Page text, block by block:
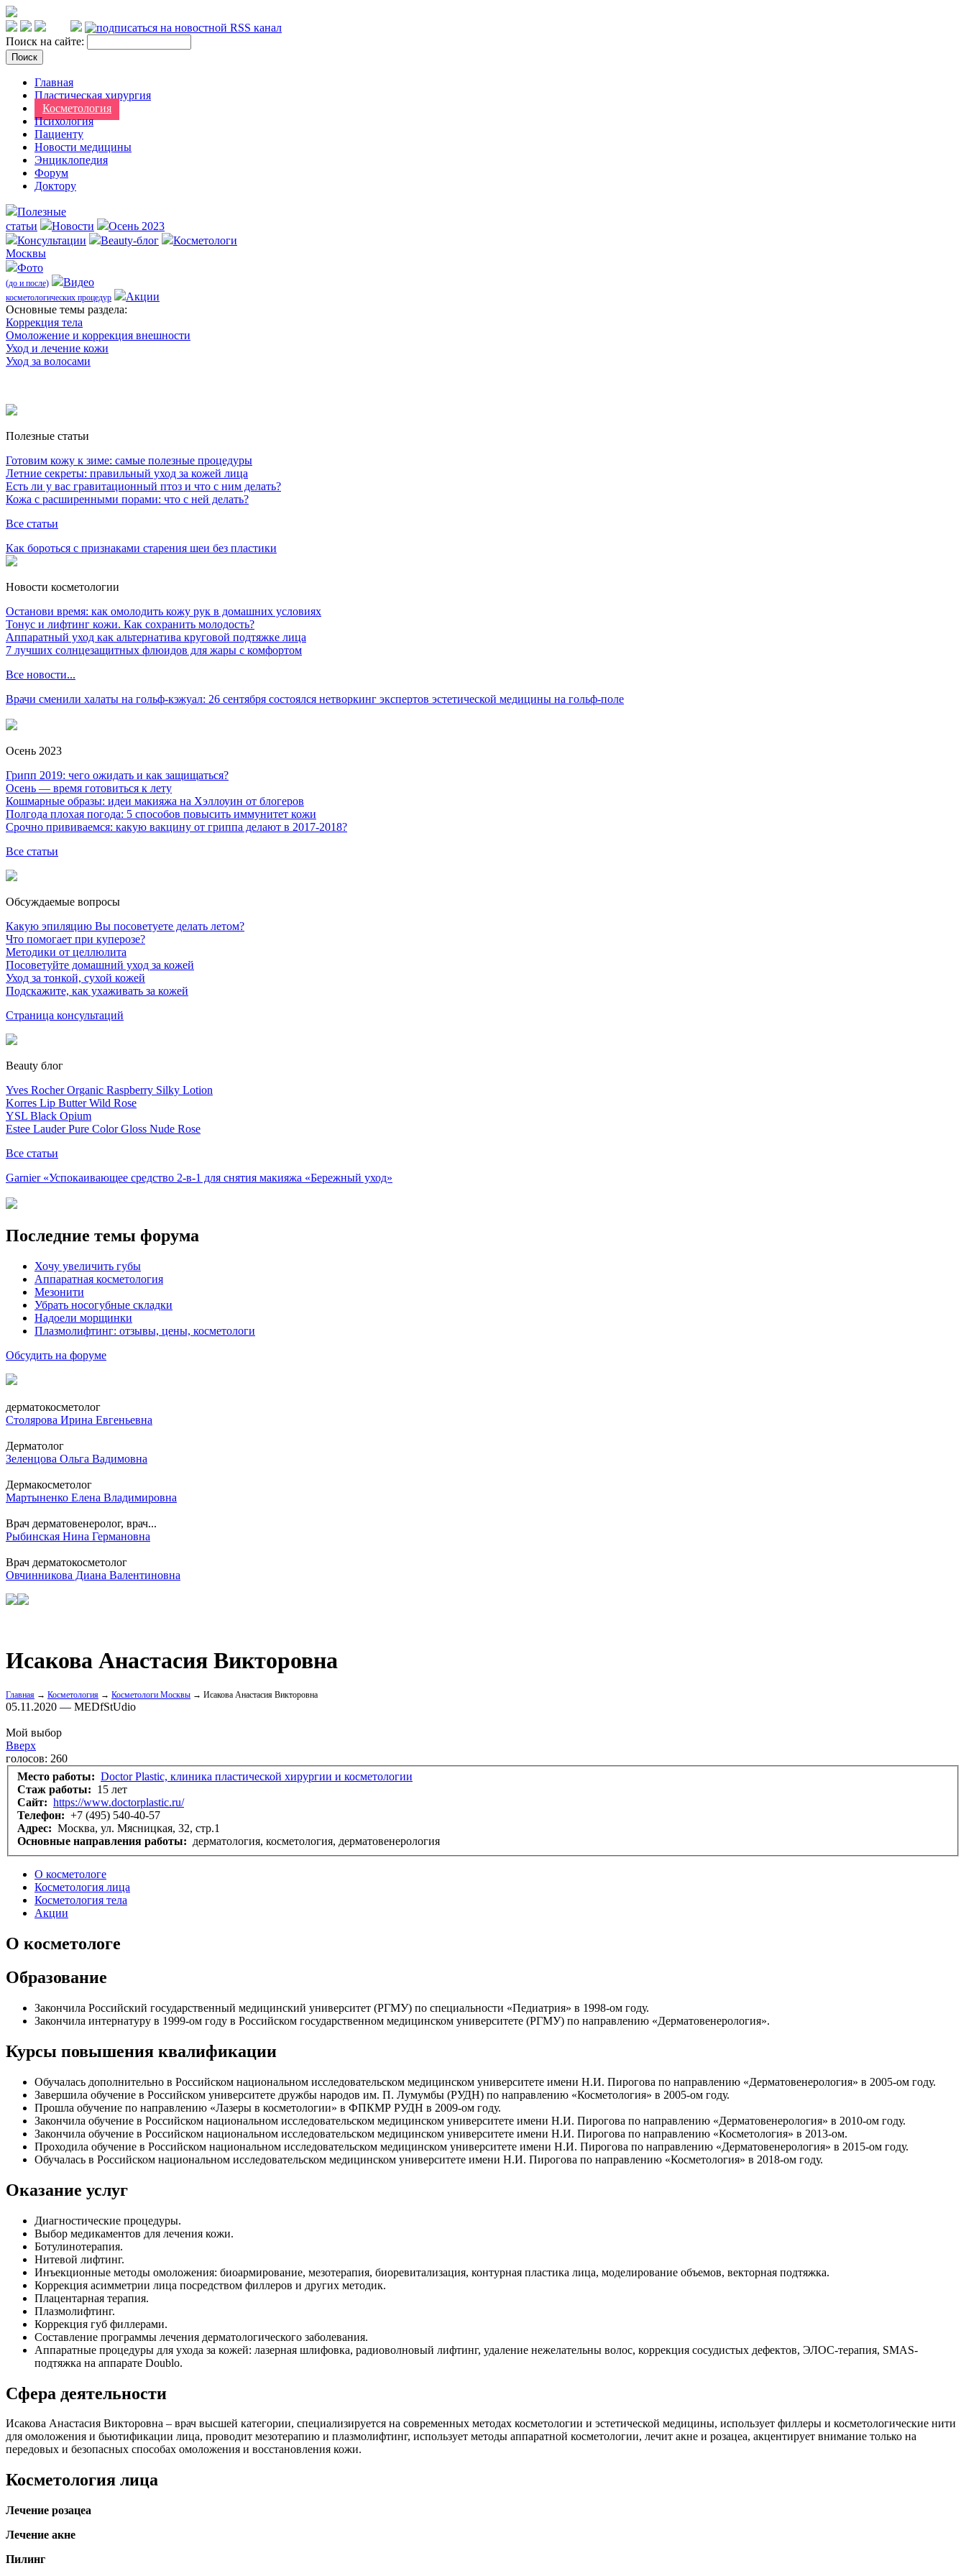
Поиск на сайте:
Главная
Пластическая хирургия
Косметология
Психология
Пациенту
Новости медицины
Энциклопедия
Форум
Доктору
Полезные
статьи
Новости
Осень 2023
Консультации
Beauty-блог
Косметологи
Москвы
Фото
(до и после) Видео
косметологических процедур
Акции
Оcновные темы раздела:
Коррекция тела
Омоложение и коррекция внешности
Уход и лечение кожи
Уход за волосами
Полезные статьи
Готовим кожу к зиме: самые полезные процедуры
Летние секреты: правильный уход за кожей лица
Есть ли у вас гравитационный птоз и что с ним делать?
Кожа с расширенными порами: что с ней делать?
Все статьи
Как бороться с признаками старения шеи без пластики
Новости косметологии
Останови время: как омолодить кожу рук в домашних условиях
Тонус и лифтинг кожи. Как сохранить молодость?
Аппаратный уход как альтернатива круговой подтяжке лица
7 лучших солнцезащитных флюидов для жары с комфортом
Все новости...
Врачи сменили халаты на гольф-кэжуал: 26 сентября состоялся нетворкинг экспертов эстетической медицины на гольф-поле
Осень 2023
Грипп 2019: чего ожидать и как защищаться?
Осень — время готовиться к лету
Кошмарные образы: идеи макияжа на Хэллоуин от блогеров
Полгода плохая погода: 5 способов повысить иммунитет кожи
Срочно прививаемся: какую вакцину от гриппа делают в 2017-2018?
Все статьи
Обсуждаемые вопросы
Какую эпиляцию Вы посоветуете делать летом?
Что помогает при куперозе?
Методики от целлюлита
Посоветуйте домашний уход за кожей
Уход за тонкой, сухой кожей
Подскажите, как ухаживать за кожей
Страница консультаций
Beauty блог
Yves Rocher Organic Raspberry Silky Lotion
Korres Lip Butter Wild Rose
YSL Black Opium
Estee Lauder Pure Color Gloss Nude Rose
Все статьи
Garnier «Успокаивающее средство 2-в-1 для снятия макияжа «Бережный уход»
Последние темы форума
Хочу увеличить губы
Аппаратная косметология
Мезонити
Убрать носогубные складки
Надоели морщинки
Плазмолифтинг: отзывы, цены, косметологи
Обсудить на форуме
дерматокосметолог
Столярова Ирина Евгеньевна
Дерматолог
Зеленцова Ольга Вадимовна
Дермакосметолог
Мартыненко Елена Владимировна
Врач дерматовенеролог, врач...
Рыбинская Нина Германовна
Врач дерматокосметолог
Овчинникова Диана Валентиновна
Исакова Анастасия Викторовна
Главная → Косметология → Косметологи Москвы → Исакова Анастасия Викторовна
05.11.2020 — MEDfStUdio
Мой выбор
Вверх
голосов: 260
Место работы: Doctor Plastic, клиника пластической хирургии и косметологии
Стаж работы: 15 лет
Сайт: https://www.doctorplastic.ru/
Телефон: +7 (495) 540-40-57
Адрес: Москва, ул. Мясницкая, 32, стр.1
Основные направления работы: дерматология, косметология, дерматовенерология
О косметологе
Косметология лица
Косметология тела
Акции
О косметологе
Образование
Закончила Российский государственный медицинский университет (РГМУ) по специальности «Педиатрия» в 1998-ом году.
Закончила интернатуру в 1999-ом году в Российском государственном медицинском университете (РГМУ) по направлению «Дерматовенерология».
Курсы повышения квалификации
Обучалась дополнительно в Российском национальном исследовательском медицинском университете имени Н.И. Пирогова по направлению «Дерматовенерология» в 2005-ом году.
Завершила обучение в Российском университете дружбы народов им. П. Лумумбы (РУДН) по направлению «Косметология» в 2005-ом году.
Прошла обучение по направлению «Лазеры в косметологии» в ФПКМР РУДН в 2009-ом году.
Закончила обучение в Российском национальном исследовательском медицинском университете имени Н.И. Пирогова по направлению «Дерматовенерология» в 2010-ом году.
Закончила обучение в Российском национальном исследовательском медицинском университете имени Н.И. Пирогова по направлению «Косметология» в 2013-ом.
Проходила обучение в Российском национальном исследовательском медицинском университете имени Н.И. Пирогова по направлению «Дерматовенерология» в 2015-ом году.
Обучалась в Российском национальном исследовательском медицинском университете имени Н.И. Пирогова по направлению «Косметология» в 2018-ом году.
Оказание услуг
Диагностические процедуры.
Выбор медикаментов для лечения кожи.
Ботулинотерапия.
Нитевой лифтинг.
Инъекционные методы омоложения: биоармирование, мезотерапия, биоревитализация, контурная пластика лица, моделирование объемов, векторная подтяжка.
Коррекция асимметрии лица посредством филлеров и других методик.
Плацентарная терапия.
Плазмолифтинг.
Коррекция губ филлерами.
Составление программы лечения дерматологического заболевания.
Аппаратные процедуры для ухода за кожей: лазерная шлифовка, радиоволновый лифтинг, удаление нежелательны волос, коррекция сосудистых дефектов, ЭЛОС-терапия, SMAS-
подтяжка на аппарате Doublo.
Сфера деятельности
Исакова Анастасия Викторовна – врач высшей категории, специализируется на современных методах косметологии и эстетической медицины, использует филлеры и косметологические нити
для омоложения и бьютификации лица, проводит мезотерапию и плазмолифтинг, использует методы аппаратной косметологии, лечит акне и розацеа, акцентирует внимание только на
передовых и безопасных способах омоложения и восстановления кожи.
Косметология лица
Лечение розацеа
Лечение акне
Пилинг